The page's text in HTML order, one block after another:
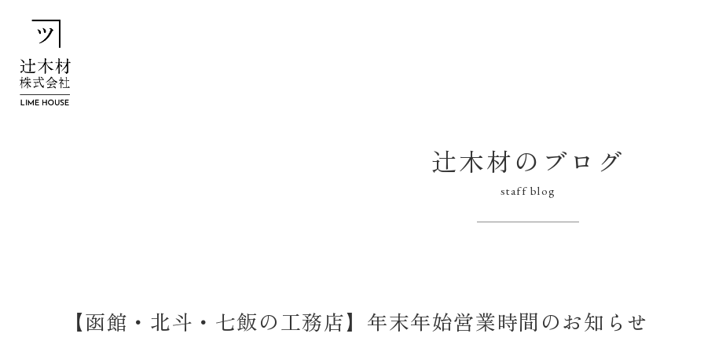
辻木材のブログ
staff blog
【函館・北斗・七飯の工務店】年末年始営業時間のお知らせ